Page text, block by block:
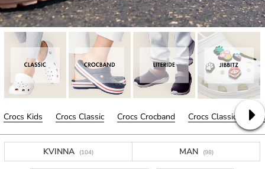
Crocs Kids Crocs Classic Crocs Crocband Crocs Classic
KVINNA (104) MAN (98)